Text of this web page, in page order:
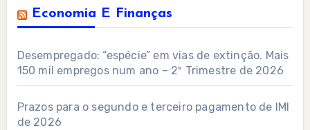
Economia E Finanças
Desempregado: “espécie” em vias de extinção. Mais
150 mil empregos num ano – 2º Trimestre de 2026
Prazos para o segundo e terceiro pagamento de IMI
de 2026